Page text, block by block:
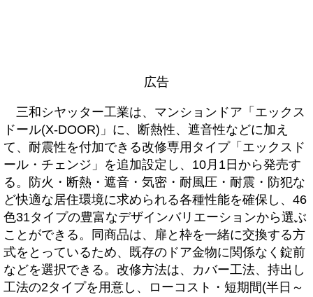
広告
三和シヤッター工業は、マンションドア「エックス
ドール(X-DOOR)」に、断熱性、遮音性などに加え
て、耐震性を付加できる改修専用タイプ「エックスド
ール・チェンジ」を追加設定し、10月1日から発売す
る。防火・断熱・遮音・気密・耐風圧・耐震・防犯な
ど快適な居住環境に求められる各種性能を確保し、46
色31タイプの豊富なデザインバリエーションから選ぶ
ことができる。同商品は、扉と枠を一緒に交換する方
式をとっているため、既存のドア金物に関係なく錠前
などを選択できる。改修方法は、カバー工法、持出し
工法の2タイプを用意し、ローコスト・短期間(半日～